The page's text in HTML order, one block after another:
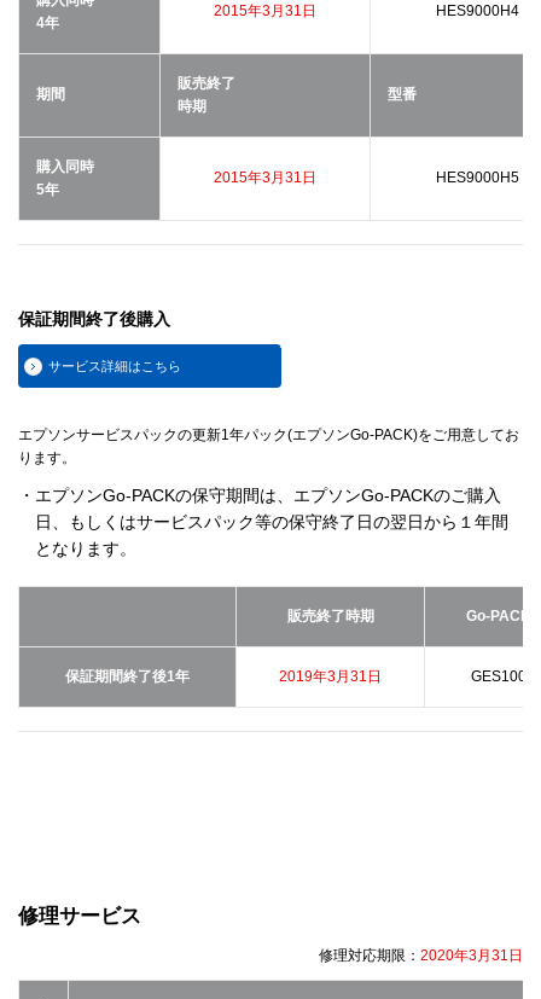
4年
2015年3月31日 HES9000H4
期間
販売終了
時期
型番
購入同時
5年
2015年3月31日 HES9000H5
保証期間終了後購入
サービス詳細はこちら
エプソンサービスパックの更新1年パック(エプソンGo-PACK)をご用意してお
ります。
・エプソンGo-PACKの保守期間は、エプソンGo-PACKのご購入
日、もしくはサービスパック等の保守終了日の翌日から１年間
となります。
販売終了時期 Go-PACK
保証期間終了後1年 2019年3月31日
修理サービス
修理対応期限： 2020年3月31日